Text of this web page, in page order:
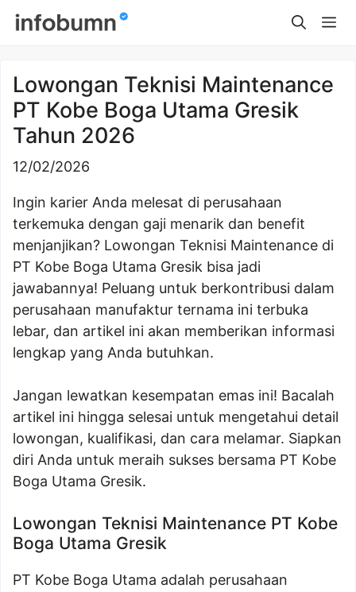
Skip
Lowongan Teknisi Maintenance
PT Kobe Boga Utama Gresik
Tahun 2026
12/02/2026
Ingin karier Anda melesat di perusahaan
terkemuka dengan gaji menarik dan benefit
menjanjikan? Lowongan Teknisi Maintenance di
PT Kobe Boga Utama Gresik bisa jadi
jawabannya! Peluang untuk berkontribusi dalam
perusahaan manufaktur ternama ini terbuka
lebar, dan artikel ini akan memberikan informasi
lengkap yang Anda butuhkan.
Jangan lewatkan kesempatan emas ini! Bacalah
artikel ini hingga selesai untuk mengetahui detail
lowongan, kualifikasi, dan cara melamar. Siapkan
diri Anda untuk meraih sukses bersama PT Kobe
Boga Utama Gresik.
Lowongan Teknisi Maintenance PT Kobe
Boga Utama Gresik
PT Kobe Boga Utama adalah perusahaan